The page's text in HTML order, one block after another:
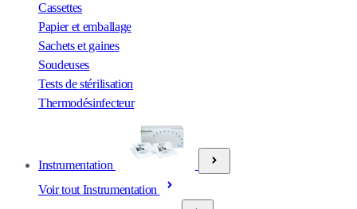
Cassettes
Papier et emballage
Sachets et gaines
Soudeuses
Tests de stérilisation
Thermodésinfecteur
Instrumentation
Voir tout Instrumentation